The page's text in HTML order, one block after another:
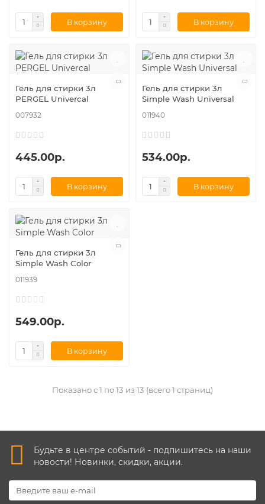
В корзину В корзину
Гель для стирки 3л
PERGEL Univercal
007932
445.00р.
В корзину
Гель для стирки 3л
Simple Wash Universal
011940
534.00р.
В корзину
Гель для стирки 3л
Simple Wash Color
011939
549.00р.
В корзину
Показано с 1 по 13 из 13 (всего 1 страниц)
Будьте в центре событий - подпишитесь на наши
новости! Новинки, скидки, акции.